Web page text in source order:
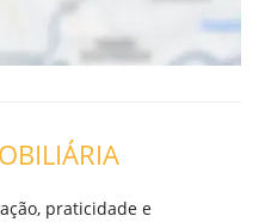
praticidade e